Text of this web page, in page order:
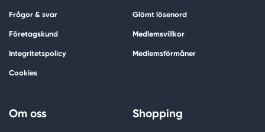
Frågor & svar
Företagskund
Integritetspolicy
Cookies
Glömt lösenord
Medlemsvillkor
Medlemsförmåner
Om oss Shopping